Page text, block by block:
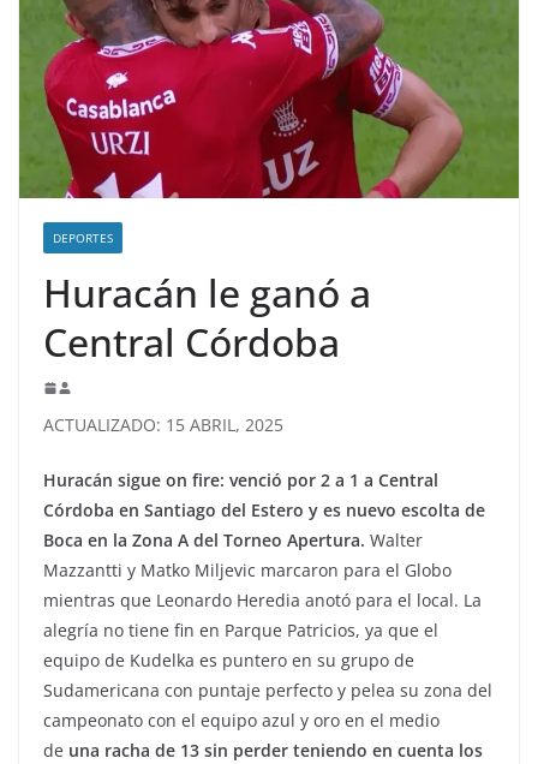
DEPORTES
Huracán le ganó a
Central Córdoba
ACTUALIZADO: 15 ABRIL, 2025
Huracán sigue on fire: venció por 2 a 1 a Central
Córdoba en Santiago del Estero y es nuevo escolta de
Boca en la Zona A del Torneo Apertura. Walter
Mazzantti y Matko Miljevic marcaron para el Globo
mientras que Leonardo Heredia anotó para el local. La
alegría no tiene fin en Parque Patricios, ya que el
equipo de Kudelka es puntero en su grupo de
Sudamericana con puntaje perfecto y pelea su zona del
campeonato con el equipo azul y oro en el medio
de una racha de 13 sin perder teniendo en cuenta los